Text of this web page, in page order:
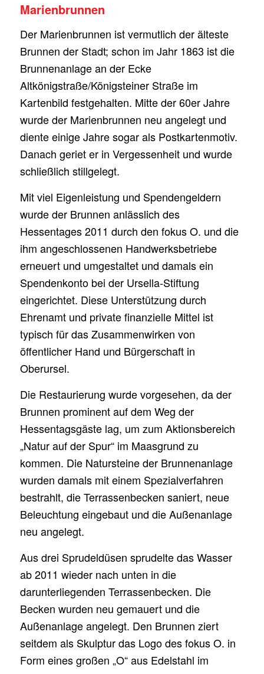
Marienbrunnen
Der Marienbrunnen ist vermutlich der älteste
Brunnen der Stadt; schon im Jahr 1863 ist die
Brunnenanlage an der Ecke
Altkönigstraße/Königsteiner Straße im
Kartenbild festgehalten. Mitte der 60er Jahre
wurde der Marienbrunnen neu angelegt und
diente einige Jahre sogar als Postkartenmotiv.
Danach geriet er in Vergessenheit und wurde
schließlich stillgelegt.
Mit viel Eigenleistung und Spendengeldern
wurde der Brunnen anlässlich des
Hessentages 2011 durch den fokus O. und die
ihm angeschlossenen Handwerksbetriebe
erneuert und umgestaltet und damals ein
Spendenkonto bei der Ursella-Stiftung
eingerichtet. Diese Unterstützung durch
Ehrenamt und private finanzielle Mittel ist
typisch für das Zusammenwirken von
öffentlicher Hand und Bürgerschaft in
Oberursel.
Die Restaurierung wurde vorgesehen, da der
Brunnen prominent auf dem Weg der
Hessentagsgäste lag, um zum Aktionsbereich
„Natur auf der Spur“ im Maasgrund zu
kommen. Die Natursteine der Brunnenanlage
wurden damals mit einem Spezialverfahren
bestrahlt, die Terrassenbecken saniert, neue
Beleuchtung eingebaut und die Außenanlage
neu angelegt.
Aus drei Sprudeldüsen sprudelte das Wasser
ab 2011 wieder nach unten in die
darunterliegenden Terrassenbecken. Die
Becken wurden neu gemauert und die
Außenanlage angelegt. Den Brunnen ziert
seitdem als Skulptur das Logo des fokus O. in
Form eines großen „O“ aus Edelstahl im